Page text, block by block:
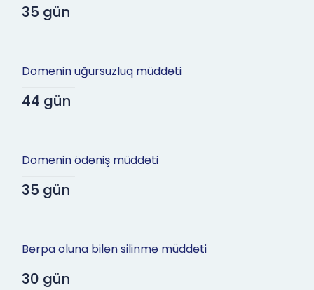
35 gün
Domenin uğursuzluq müddəti
44 gün
Domenin ödəniş müddəti
35 gün
Bərpa oluna bilən silinmə müddəti
30 gün